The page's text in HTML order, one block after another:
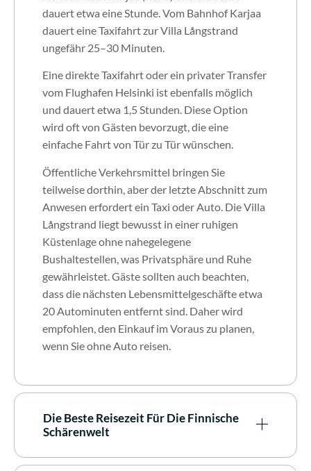
dauert etwa eine Stunde. Vom Bahnhof Karjaa
dauert eine Taxifahrt zur Villa Långstrand
ungefähr 25–30 Minuten.
Eine direkte Taxifahrt oder ein privater Transfer
vom Flughafen Helsinki ist ebenfalls möglich
und dauert etwa 1,5 Stunden. Diese Option
wird oft von Gästen bevorzugt, die eine
einfache Fahrt von Tür zu Tür wünschen.
Öffentliche Verkehrsmittel bringen Sie
teilweise dorthin, aber der letzte Abschnitt zum
Anwesen erfordert ein Taxi oder Auto. Die Villa
Långstrand liegt bewusst in einer ruhigen
Küstenlage ohne nahegelegene
Bushaltestellen, was Privatsphäre und Ruhe
gewährleistet. Gäste sollten auch beachten,
dass die nächsten Lebensmittelgeschäfte etwa
20 Autominuten entfernt sind. Daher wird
empfohlen, den Einkauf im Voraus zu planen,
wenn Sie ohne Auto reisen.
Die Beste Reisezeit Für Die Finnische
Schärenwelt